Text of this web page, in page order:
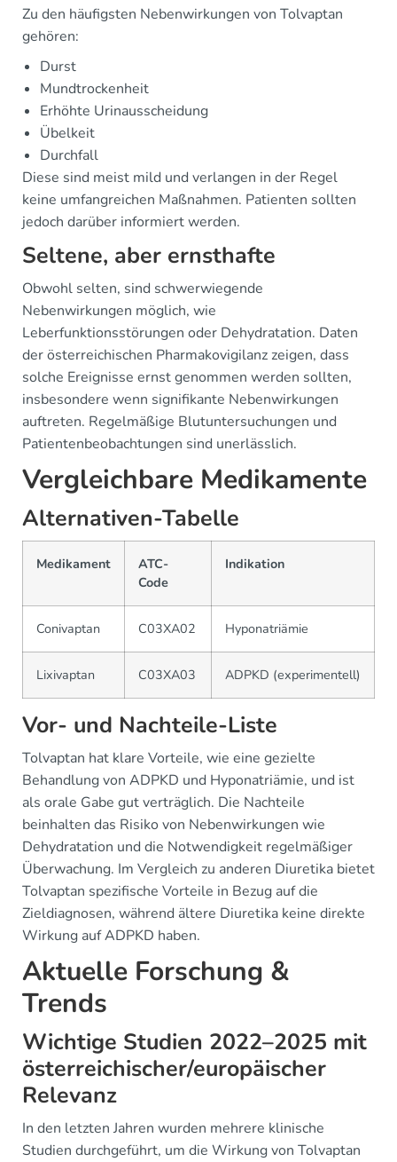
Zu den häufigsten Nebenwirkungen von Tolvaptan
gehören:
Durst
Mundtrockenheit
Erhöhte Urinausscheidung
Übelkeit
Durchfall
Diese sind meist mild und verlangen in der Regel
keine umfangreichen Maßnahmen. Patienten sollten
jedoch darüber informiert werden.
Seltene, aber ernsthafte
Obwohl selten, sind schwerwiegende
Nebenwirkungen möglich, wie
Leberfunktionsstörungen oder Dehydratation. Daten
der österreichischen Pharmakovigilanz zeigen, dass
solche Ereignisse ernst genommen werden sollten,
insbesondere wenn signifikante Nebenwirkungen
auftreten. Regelmäßige Blutuntersuchungen und
Patientenbeobachtungen sind unerlässlich.
Vergleichbare Medikamente
Alternativen-Tabelle
Medikament
ATC-
Code
Indikation
Conivaptan C03XA02 Hyponatriämie
Lixivaptan C03XA03 ADPKD (experimentell)
Vor- und Nachteile-Liste
Tolvaptan hat klare Vorteile, wie eine gezielte
Behandlung von ADPKD und Hyponatriämie, und ist
als orale Gabe gut verträglich. Die Nachteile
beinhalten das Risiko von Nebenwirkungen wie
Dehydratation und die Notwendigkeit regelmäßiger
Überwachung. Im Vergleich zu anderen Diuretika bietet
Tolvaptan spezifische Vorteile in Bezug auf die
Zieldiagnosen, während ältere Diuretika keine direkte
Wirkung auf ADPKD haben.
Aktuelle Forschung &
Trends
Wichtige Studien 2022–2025 mit
österreichischer/europäischer
Relevanz
In den letzten Jahren wurden mehrere klinische
Studien durchgeführt, um die Wirkung von Tolvaptan